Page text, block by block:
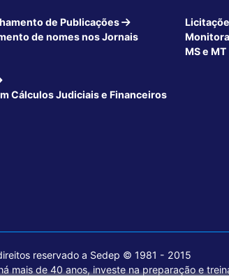
de Publicações
de nomes nos Jornais
MS e MT
Cálculos Judiciais e Financeiros
reservado a Sedep © 1981 - 2015
mais de 40 anos, investe na preparação e